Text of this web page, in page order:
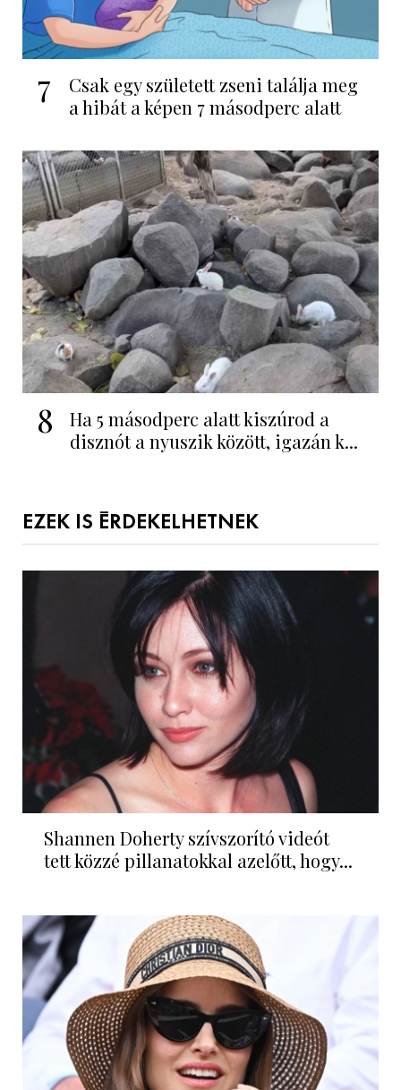
7
Csak egy született zseni találja meg
a hibát a képen 7 másodperc alatt
8
Ha 5 másodperc alatt kiszúrod a
disznót a nyuszik között, igazán k...
EZEK IS ÉRDEKELHETNEK
Shannen Doherty szívszorító videót
tett közzé pillanatokkal azelőtt, hogy...